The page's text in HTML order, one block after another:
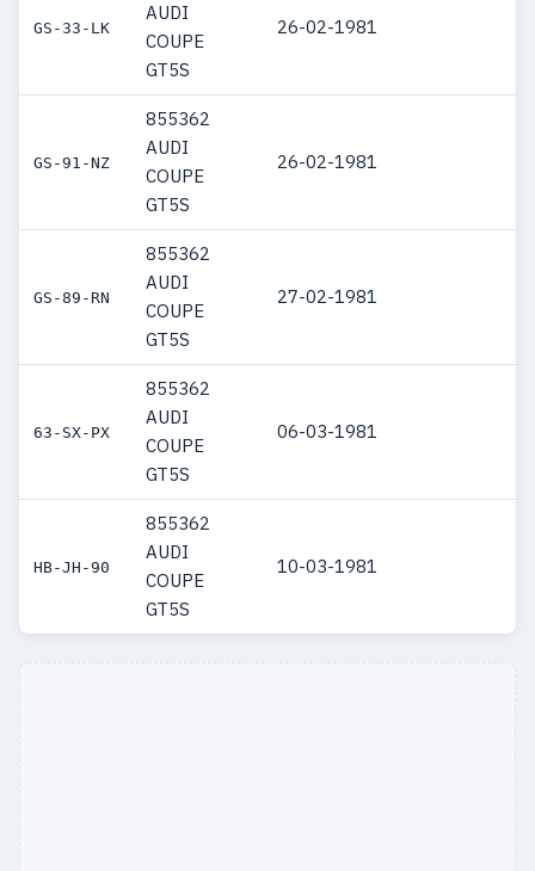
GS-33-LK
AUDI
COUPE
GT5S
26-02-1981
GS-91-NZ
855362
AUDI
COUPE
GT5S
26-02-1981
GS-89-RN
855362
AUDI
COUPE
GT5S
27-02-1981
63-SX-PX
855362
AUDI
COUPE
GT5S
06-03-1981
HB-JH-90
855362
AUDI
COUPE
GT5S
10-03-1981